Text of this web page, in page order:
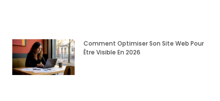
Comment Optimiser Son Site Web Pour
Être Visible En 2026